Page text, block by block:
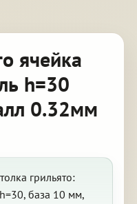
ячейка
h=30
0.32мм
грильято:
база 10 мм,